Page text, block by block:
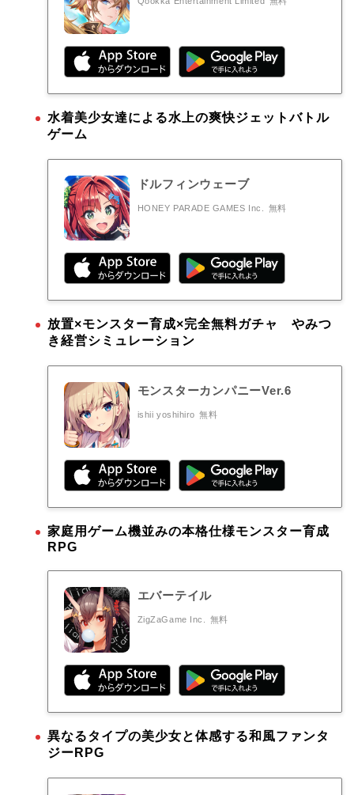
水着美少女達による水上の爽快ジェットバトル
ゲーム
ドルフィンウェーブ
HONEY PARADE GAMES Inc. 無料
放置×モンスター育成×完全無料ガチャ やみつ
き経営シミュレーション
モンスターカンパニーVer.6
ishii yoshihiro 無料
家庭用ゲーム機並みの本格仕様モンスター育成
RPG
エバーテイル
ZigZaGame Inc. 無料
異なるタイプの美少女と体感する和風ファンタ
ジーRPG